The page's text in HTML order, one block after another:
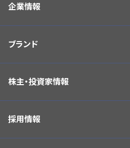
企業情報
ブランド
株主・投資家情報
採用情報